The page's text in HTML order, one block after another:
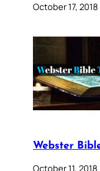
October 17, 2018
Webster
October 11, 2018